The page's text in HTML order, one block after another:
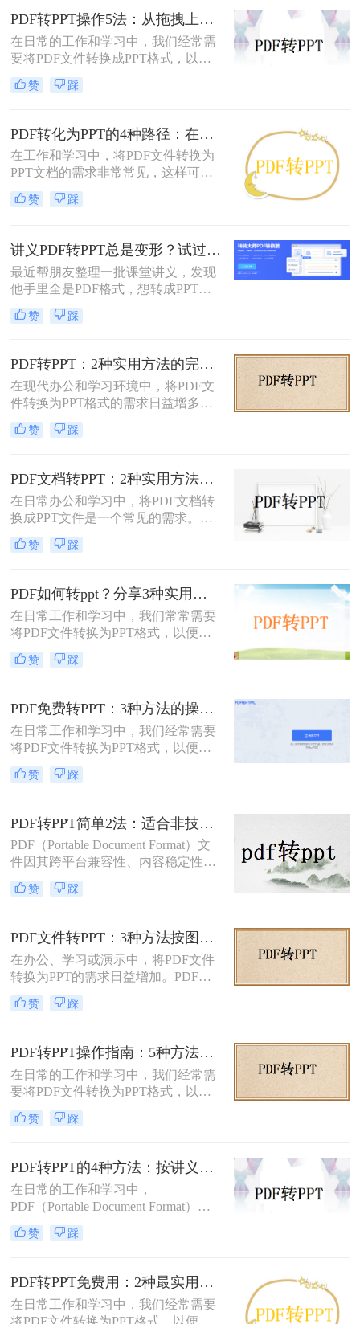
PDF转PPT操作5法：从拖拽上传到批量转换的完整步骤！
在日常的工作和学习中，我们经常需
要将PDF文件转换成PPT格式，以便
进行编辑、展示和分享。那么PDF怎
么转换成PPT呢？本文将介绍五种将
赞 踩
PDF转化为PPT的4种路径：在线、客户端、插件和手动各有什么区别！
在工作和学习中，将PDF文件转换为
PPT文档的需求非常常见，这样可以
方便地进行演示和分享。那么pdf如何
转化为ppt呢？本文将介绍四种常见的
求选择最合适的方式。
赞 踩
讲义PDF转PPT总是变形？试过这几个办法真管用！
最近帮朋友整理一批课堂讲义，发现
他手里全是PDF格式，想转成PPT讲
课用，结果试了好几个工具，不是字
体乱码就是排版错位，气得他差点把
转ppt”这个问题，说到底要看你的
PDF是纯文字扫描件、带复杂表格的
课件，还是带大量图片的教案——不
同情况方法完全不同。下面我按实际
使用场景，把试过好用的几个方法整
理出来，不吹不黑，优缺点都说明
赞 踩
PDF转PPT：2种实用方法的完整操作流程和格式保留对比！
在现代办公和学习环境中，将PDF文
件转换为PPT格式的需求日益增多。
无论是为了更方便地编辑内容，还是
为了在演示文稿中更好地展示信息，
能。那么如何把PDF转换成PPT呢？
本文将介绍两种高效的PDF转PPT方
法，帮助您根据自己的需求选择最合
适的方式。
赞 踩
PDF文档转PPT：2种实用方法的关键参数和输出对比！
在日常办公和学习中，将PDF文档转
换成PPT文件是一个常见的需求。
PDF文件因其跨平台性和格式稳定性
而广受欢迎，但在某些情况下，我们
以便进行演示、分享或编辑。那么pdf
文档如何转化成ppt呢？本文将介绍两
种将PDF文档转化成PPT的实用方
法。
赞 踩
PDF如何转ppt？分享3种实用的压缩方法！
在日常工作和学习中，我们常常需要
将PDF文件转换为PPT格式，以便进
行演示或进一步编辑。PDF文件以其
固定格式和跨平台的优势而广受欢
辑功能和动态展示效果。那么PDF如
何转PPT呢？本文将介绍三种将PDF
转换为PPT的方法，帮助您轻松完成
这一任务。
赞 踩
PDF免费转PPT：3种方法的操作步骤和常见报错处理!
在日常工作和学习中，我们经常需要
将PDF文件转换为PPT格式，以便进
行演示和分享。那么如何免费将pdf转
换成PPT呢？本文将介绍三种免费将
赞 踩
PDF转PPT简单2法：适合非技术用户的快速操作流程！
PDF（Portable Document Format）文
件因其跨平台兼容性、内容稳定性和
不易被篡改的特性，在文档分享、存
档和打印中得到了广泛应用。然而，
PPT（PowerPoint）格式，以便进行演
示、编辑或团队协作。那么PDF怎么
转换成PPT呢？本文将介绍两种将
PDF转换成PPT的方法。
赞 踩
PDF文件转PPT：3种方法按图文复杂度的转换精度排名！
在办公、学习或演示中，将PDF文件
转换为PPT的需求日益增加。PDF格
式虽然适合文档共享，但若需编辑或
重新排版内容，转换为PPT会更灵
本文将介绍几种简单实用的方法，帮
助您高效完成转换。
赞 踩
PDF转PPT操作指南：5种方法的具体操作流程和参数设置！
在日常的工作和学习中，我们经常需
要将PDF文件转换为PPT格式，以便
进行演示或编辑。PDF文件以其固定
格式和跨平台的优势而广受欢迎，但
和动态展示效果。那么pdf转ppt怎么
操作呢？本文将介绍五种将PDF转换
为PPT的方法，帮助您轻松完成这一
任务。
赞 踩
PDF转PPT的4种方法：按讲义、合同、报告3种文件类型选！
在日常的工作和学习中，
PDF（Portable Document Format）因
其格式稳定、跨平台兼容等优点而广
泛应用。然而，在某些场合下，我们
PPT（PowerPoint）格式，以便进行演
示或编辑。虽然PDF到PPT的转换可
能不如其他格式转换那样直接，但通
赞 踩
PDF转PPT免费用：2种最实用的操作路径和避坑要点！
在日常工作和学习中，我们经常需要
将PDF文件转换为PPT格式，以便进